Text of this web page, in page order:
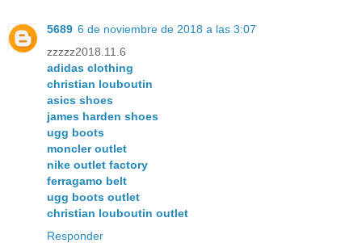
5689 6 de noviembre de 2018 a las 3:07
zzzzz2018.11.6
adidas clothing
christian louboutin
asics shoes
james harden shoes
ugg boots
moncler outlet
nike outlet factory
ferragamo belt
ugg boots outlet
christian louboutin outlet
Responder